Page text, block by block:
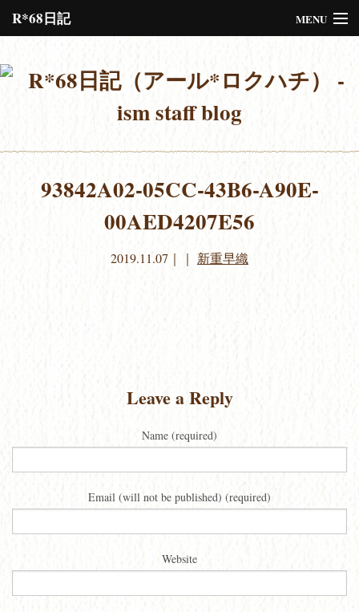
R*68日記 MENU
Please assign a menu to the primary menu location under
93842A02-05CC-43B6-A90E-
00AED4207E56
2019.11.07 ｜｜ 新重早織
Leave a Reply
Name (required)
Email (will not be published) (required)
Website